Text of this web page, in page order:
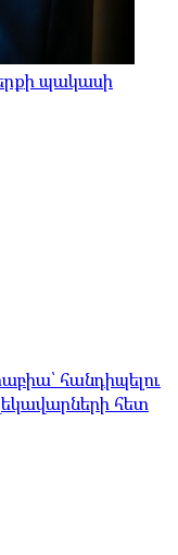
պակասի
հանդիպելու
հետ